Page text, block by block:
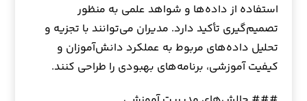
استفاده از داده‌ها و شواهد علمی به منظور
تصمیم‌گیری تأکید دارد. مدیران می‌توانند با تجزیه و
تحلیل داده‌های مربوط به عملکرد دانش‌آموزان و
کیفیت آموزشی، برنامه‌های بهبودی را طراحی کنند.